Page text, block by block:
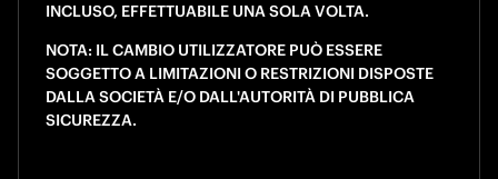
INCLUSO, EFFETTUABILE UNA SOLA VOLTA.
NOTA: IL CAMBIO UTILIZZATORE PUÒ ESSERE
SOGGETTO A LIMITAZIONI O RESTRIZIONI DISPOSTE
DALLA SOCIETÀ E/O DALL'AUTORITÀ DI PUBBLICA
SICUREZZA.